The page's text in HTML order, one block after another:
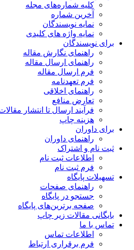
کلیه شماره‌های مجله
آخرین شماره
نمایه نویسندگان
نمایه واژه های کلیدی
برای نویسندگان
راهنمای نگارش مقاله
راهنمای ارسال مقاله
فرم ارسال مقاله
فرم تعهدنامه
راهنمای اخلاقی
تعارض منافع
فرآیند ارسال تا انتشار مقالات
هزینه چاپ
برای داوران
راهنمای داوران
ثبت نام و اشتراک
اطلاعات ثبت نام
فرم ثبت نام
تسهیلات پایگاه
راهنمای صفحات
جستجو در پایگاه
صفحه برترین‌های پایگاه
بایگانی مقالات زیر چاپ
تماس با ما
اطلاعات تماس
فرم برقراری ارتباط